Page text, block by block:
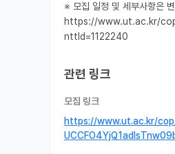
※ 모집 일정 및 세부사항은
https://www.ut.ac.kr/
nttId=1122240
관련 링크
모집 링크
https://www.ut.ac.kr/